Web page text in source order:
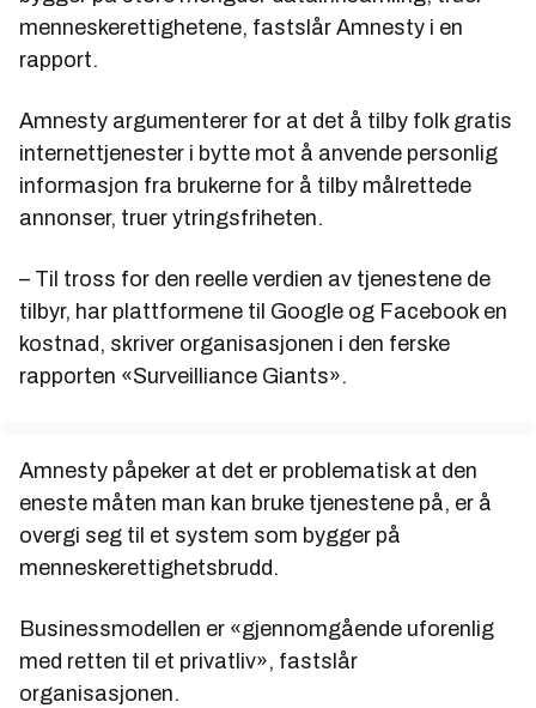
menneskerettighetene, fastslår Amnesty i en
rapport.
Amnesty argumenterer for at det å tilby folk gratis
internettjenester i bytte mot å anvende personlig
informasjon fra brukerne for å tilby målrettede
annonser, truer ytringsfriheten.
– Til tross for den reelle verdien av tjenestene de
tilbyr, har plattformene til Google og Facebook en
kostnad, skriver organisasjonen i den ferske
rapporten «Surveilliance Giants».
Amnesty påpeker at det er problematisk at den
eneste måten man kan bruke tjenestene på, er å
overgi seg til et system som bygger på
menneskerettighetsbrudd.
Businessmodellen er «gjennomgående uforenlig
med retten til et privatliv», fastslår
organisasjonen.